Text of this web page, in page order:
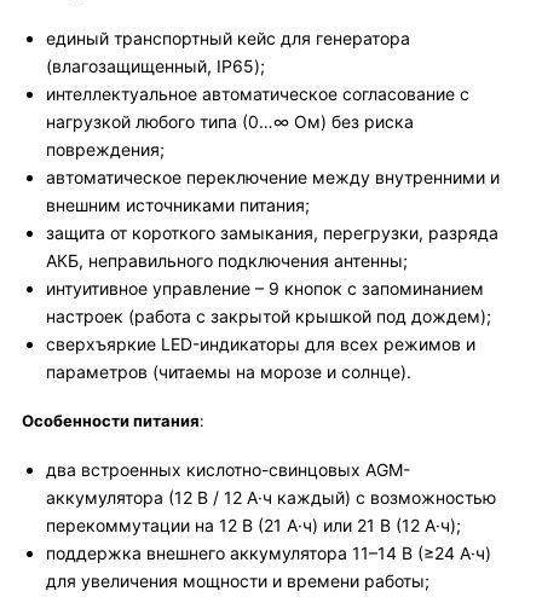
единый транспортный кейс для генератора
(влагозащищенный, IP65);
интеллектуальное автоматическое согласование с
нагрузкой любого типа (0…∞ Ом) без риска
повреждения;
автоматическое переключение между внутренними и
внешним источниками питания;
защита от короткого замыкания, перегрузки, разряда
АКБ, неправильного подключения антенны;
интуитивное управление – 9 кнопок с запоминанием
настроек (работа с закрытой крышкой под дождем);
сверхъяркие LED-индикаторы для всех режимов и
параметров (читаемы на морозе и солнце).
Особенности питания:
два встроенных кислотно-свинцовых AGM-
аккумулятора (12 В / 12 А·ч каждый) с возможностью
перекоммутации на 12 В (21 А·ч) или 21 В (12 А·ч);
поддержка внешнего аккумулятора 11–14 В (≥24 А·ч)
для увеличения мощности и времени работы;